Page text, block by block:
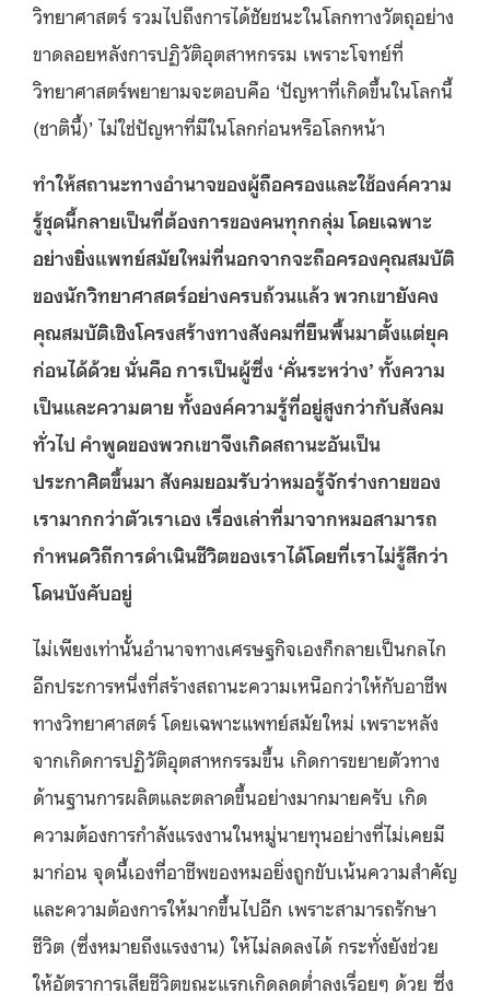
วิทยาศาสตร์ รวมไปถึงการได้ชัยชนะในโลกทางวัตถุอย่าง
ขาดลอยหลังการปฏิวัติอุตสาหกรรม เพราะโจทย์ที่
วิทยาศาสตร์พยายามจะตอบคือ ‘ปัญหาที่เกิดขึ้นในโลกนี้
(ชาตินี้)’ ไม่ใช่ปัญหาที่มีในโลกก่อนหรือโลกหน้า
ทำให้สถานะทางอำนาจของผู้ถือครองและใช้องค์ความ
รู้ชุดนี้กลายเป็นที่ต้องการของคนทุกกลุ่ม โดยเฉพาะ
อย่างยิ่งแพทย์สมัยใหม่ที่นอกจากจะถือครองคุณสมบัติ
ของนักวิทยาศาสตร์อย่างครบถ้วนแล้ว พวกเขายังคง
คุณสมบัติเชิงโครงสร้างทางสังคมที่ยืนพื้นมาตั้งแต่ยุค
ก่อนได้ด้วย นั่นคือ การเป็นผู้ซึ่ง ‘คั่นระหว่าง’ ทั้งความ
เป็นและความตาย ทั้งองค์ความรู้ที่อยู่สูงกว่ากับสังคม
ทั่วไป คำพูดของพวกเขาจึงเกิดสถานะอันเป็น
ประกาศิตขึ้นมา สังคมยอมรับว่าหมอรู้จักร่างกายของ
เรามากกว่าตัวเราเอง เรื่องเล่าที่มาจากหมอสามารถ
กำหนดวิถีการดำเนินชีวิตของเราได้โดยที่เราไม่รู้สึกว่า
โดนบังคับอยู่
ไม่เพียงเท่านั้นอำนาจทางเศรษฐกิจเองก็กลายเป็นกลไก
อีกประการหนึ่งที่สร้างสถานะความเหนือกว่าให้กับอาชีพ
ทางวิทยาศาสตร์ โดยเฉพาะแพทย์สมัยใหม่ เพราะหลัง
จากเกิดการปฏิวัติอุตสาหกรรมขึ้น เกิดการขยายตัวทาง
ด้านฐานการผลิตและตลาดขึ้นอย่างมากมายครับ เกิด
ความต้องการกำลังแรงงานในหมู่นายทุนอย่างที่ไม่เคยมี
มาก่อน จุดนี้เองที่อาชีพของหมอยิ่งถูกขับเน้นความสำคัญ
และความต้องการให้มากขึ้นไปอีก เพราะสามารถรักษา
ชีวิต (ซึ่งหมายถึงแรงงาน) ให้ไม่ลดลงได้ กระทั่งยังช่วย
ให้อัตราการเสียชีวิตขณะแรกเกิดลดต่ำลงเรื่อยๆ ด้วย ซึ่ง